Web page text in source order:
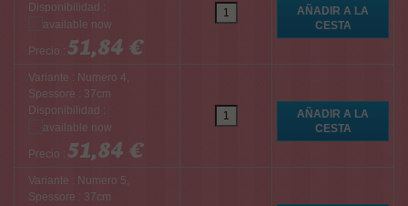
Disponibilidad :
Precio : 51,84 €
Variante : Numero 4,
Spessore : 37cm
Disponibilidad :
Precio : 51,84 €
Variante : Numero 5,
Spessore : 37cm